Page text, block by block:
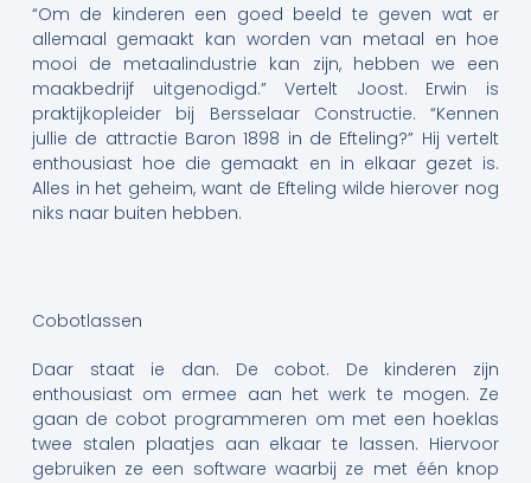
“Om de kinderen een goed beeld te geven wat er
allemaal gemaakt kan worden van metaal en hoe
mooi de metaalindustrie kan zijn, hebben we een
maakbedrijf uitgenodigd.” Vertelt Joost. Erwin is
praktijkopleider bij Bersselaar Constructie. “Kennen
jullie de attractie Baron 1898 in de Efteling?” Hij vertelt
enthousiast hoe die gemaakt en in elkaar gezet is.
Alles in het geheim, want de Efteling wilde hierover nog
niks naar buiten hebben.
Cobotlassen
Daar staat ie dan. De cobot. De kinderen zijn
enthousiast om ermee aan het werk te mogen. Ze
gaan de cobot programmeren om met een hoeklas
twee stalen plaatjes aan elkaar te lassen. Hiervoor
gebruiken ze een software waarbij ze met één knop